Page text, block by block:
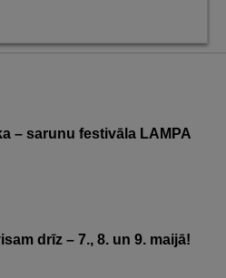
– sarunu festivāla LAMPA
drīz – 7., 8. un 9. maijā!